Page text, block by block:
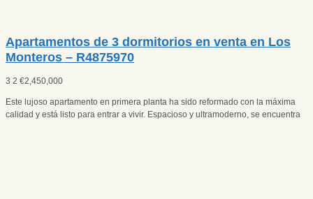
Apartamentos de 3 dormitorios en venta en Los
Monteros – R4875970
3 2 €2,450,000
Este lujoso apartamento en primera planta ha sido reformado con la máxima
calidad y está listo para entrar a vivir. Espacioso y ultramoderno, se encuentra